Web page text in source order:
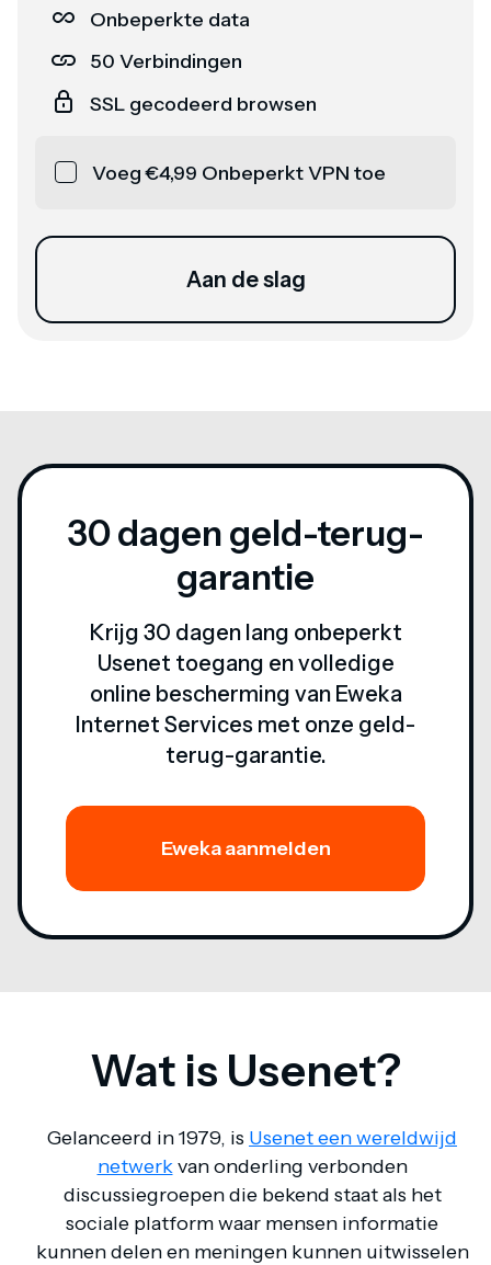
Onbeperkte data
50 Verbindingen
SSL gecodeerd browsen
Voeg €4,99 Onbeperkt VPN toe
Aan de slag
30 dagen geld-terug-
garantie
Krijg 30 dagen lang onbeperkt
Usenet toegang en volledige
online bescherming van Eweka
Internet Services met onze geld-
terug-garantie.
Eweka aanmelden
Wat is Usenet?
Gelanceerd in 1979, is Usenet een wereldwijd
netwerkvan onderling verbonden
discussiegroepen die bekend staat als het
sociale platform waar mensen informatie
kunnen delen en meningen kunnen uitwisselen